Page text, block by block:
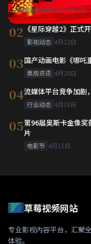
影视前线4月24日 45.7万
02 《星际穿越2》正式
影视动态 4月22日
03国产动画电影《哪吒
票房资讯 4月20日
04流媒体平台竞争加剧
行业动态 4月18日
05第96届奥斯卡金像奖
片
电影节 4月15日
草莓视频网站
专业影视内容平台，汇聚
体验。